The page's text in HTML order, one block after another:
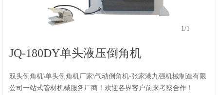
1/1
JQ-180DY单头液压倒角机
双头倒角机\单头倒角机厂家\气动倒角机-张家港九强机械制造有限
公司一站式管材机械服务厂商！欢迎各界客户前来考察合作！